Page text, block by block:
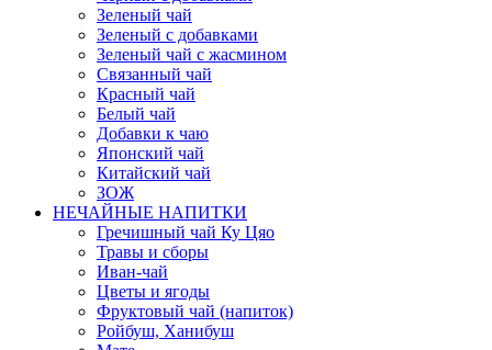
Зеленый чай
Зеленый с добавками
Зеленый чай с жасмином
Связанный чай
Красный чай
Белый чай
Добавки к чаю
Японский чай
Китайский чай
ЗОЖ
НЕЧАЙНЫЕ НАПИТКИ
Гречишный чай Ку Цяо
Травы и сборы
Иван-чай
Цветы и ягоды
Фруктовый чай (напиток)
Ройбуш, Ханибуш